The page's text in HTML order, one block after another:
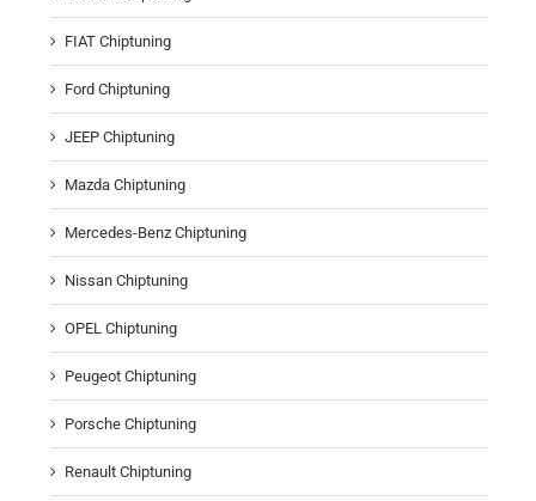
FIAT Chiptuning
Ford Chiptuning
JEEP Chiptuning
Mazda Chiptuning
Mercedes-Benz Chiptuning
Nissan Chiptuning
OPEL Chiptuning
Peugeot Chiptuning
Porsche Chiptuning
Renault Chiptuning